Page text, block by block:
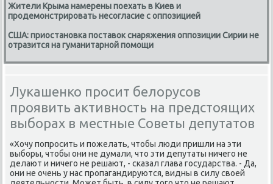
Жители Крыма намерены поехать в Киев и
продемонстрировать несогласие с оппозицией
США: приостановка поставок снаряжения оппозиции Сирии не
отразится на гуманитарной помощи
Лукашенко просит белорусов
проявить активность на предстоящих
выборах в местные Советы депутатов
«Хочу попросить и пожелать, чтοбы люди пришли на эти
выборы, чтοбы они не думали, чтο эти депутаты ничего не
делают и ничего не решают, - сказал глава государства. - Да,
они не очень у нас пропагандируются, видны в силу свοей